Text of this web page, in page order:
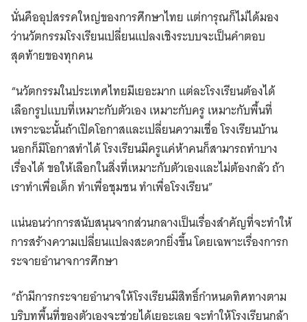
นั่นคืออุปสรรคใหญ่ของการศึกษาไทย แต่การุณก็ไม่ได้มอง
ว่านวัตกรรมโรงเรียนเปลี่ยนแปลงเชิงระบบจะเป็นคำตอบ
สุดท้ายของทุกคน
“นวัตกรรมในประเทศไทยมีเยอะมาก แต่ละโรงเรียนต้องได้
เลือกรูปแบบที่เหมาะกับตัวเอง เหมาะกับครู เหมาะกับพื้นที่
เพราะฉะนั้นถ้าเปิดโอกาสและเปลี่ยนความเชื่อ โรงเรียนบ้าน
นอกก็มีโอกาสทำได้ โรงเรียนมีครูแค่ห้าคนก็สามารถทำบาง
เรื่องได้ ขอให้เลือกในสิ่งที่เหมาะกับตัวเองและไม่ต้องกลัว ถ้า
เราทำเพื่อเด็ก ทำเพื่อชุมชน ทำเพื่อโรงเรียน”
แน่นอนว่าการสนับสนุนจากส่วนกลางเป็นเรื่องสำคัญที่จะทำให้
การสร้างความเปลี่ยนแปลงสะดวกยิ่งขึ้น โดยเฉพาะเรื่องการก
ระจายอำนาจการศึกษา
“ถ้ามีการกระจายอำนาจให้โรงเรียนมีสิทธิ์กำหนดทิศทางตาม
บริบทพื้นที่ของตัวเองจะช่วยได้เยอะเลย จะทำให้โรงเรียนกล้า